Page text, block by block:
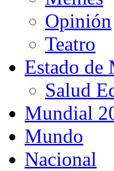
Opinión
Teatro
Estado de
Salud
Mundial
Mundo
Nacional